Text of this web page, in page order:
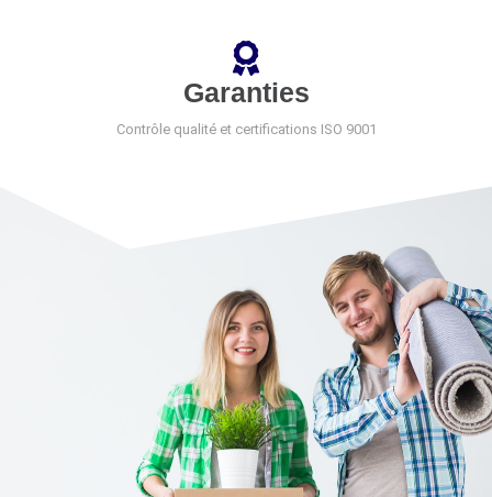
Garanties
Contrôle qualité et certifications ISO 9001